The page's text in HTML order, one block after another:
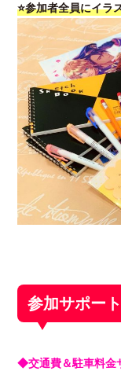
⭐参加者全員にイラ
参加サポー
◆交通費＆駐車料金